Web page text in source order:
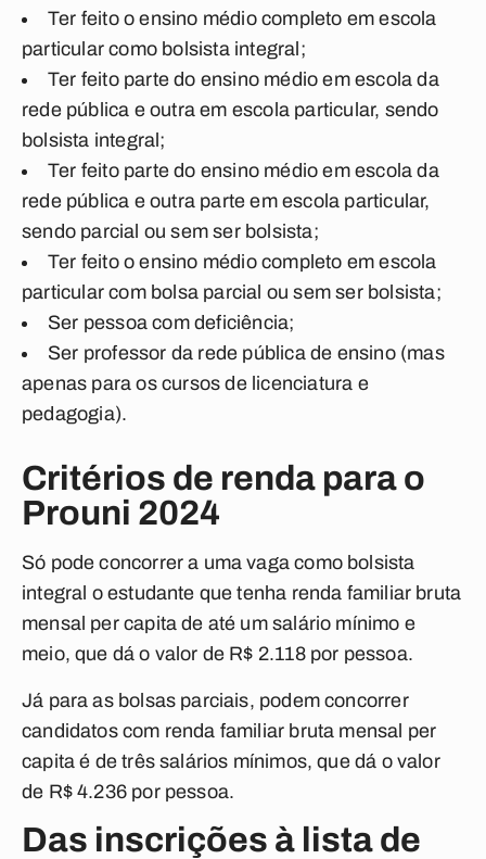
Ter feito o ensino médio completo em escola
particular como bolsista integral;
Ter feito parte do ensino médio em escola da
rede pública e outra em escola particular, sendo
bolsista integral;
Ter feito parte do ensino médio em escola da
rede pública e outra parte em escola particular,
sendo parcial ou sem ser bolsista;
Ter feito o ensino médio completo em escola
particular com bolsa parcial ou sem ser bolsista;
Ser pessoa com deficiência;
Ser professor da rede pública de ensino (mas
apenas para os cursos de licenciatura e
pedagogia).
Critérios de renda para o
Prouni 2024
Só pode concorrer a uma vaga como bolsista
integral o estudante que tenha renda familiar bruta
mensal per capita de até um salário mínimo e
meio, que dá o valor de R$ 2.118 por pessoa.
Já para as bolsas parciais, podem concorrer
candidatos com renda familiar bruta mensal per
capita é de três salários mínimos, que dá o valor
de R$ 4.236 por pessoa.
Das inscrições à lista de